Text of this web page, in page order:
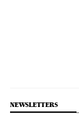
NEWSLETTERS